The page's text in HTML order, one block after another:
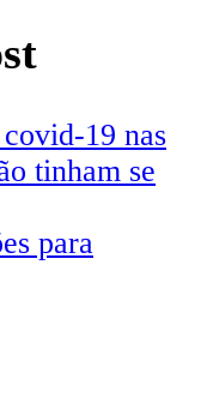
19 nas
tinham se
para